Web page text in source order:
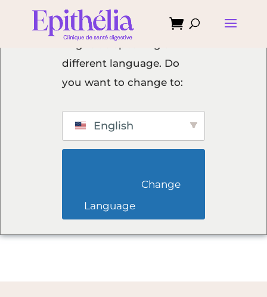
We've detected you
might be speaking a
different language. Do
you want to change to:
English
Language
